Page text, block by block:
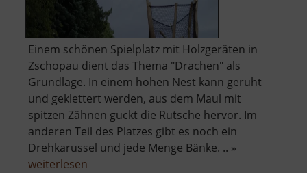
Einem schönen Spielplatz mit Holzgeräten in
Zschopau dient das Thema "Drachen" als
Grundlage. In einem hohen Nest kann geruht
und geklettert werden, aus dem Maul mit
spitzen Zähnen guckt die Rutsche hervor. Im
anderen Teil des Platzes gibt es noch ein
Drehkarussel und jede Menge Bänke. .. »
weiterlesen